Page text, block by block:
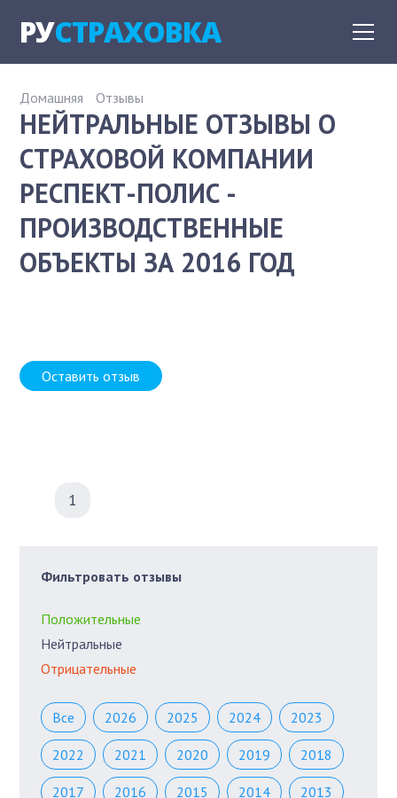
РУСТРАХОВКА
Домашняя Отзывы
НЕЙТРАЛЬНЫЕ ОТЗЫВЫ О
СТРАХОВОЙ КОМПАНИИ
РЕСПЕКТ-ПОЛИС -
ПРОИЗВОДСТВЕННЫЕ
ОБЪЕКТЫ ЗА 2016 ГОД
Оставить отзыв
1
Фильтровать отзывы
Положительные
Нейтральные
Отрицательные
Все 2026 2025 2024 2023
2022 2021 2020 2019 2018
2017 2016 2015 2014 2013